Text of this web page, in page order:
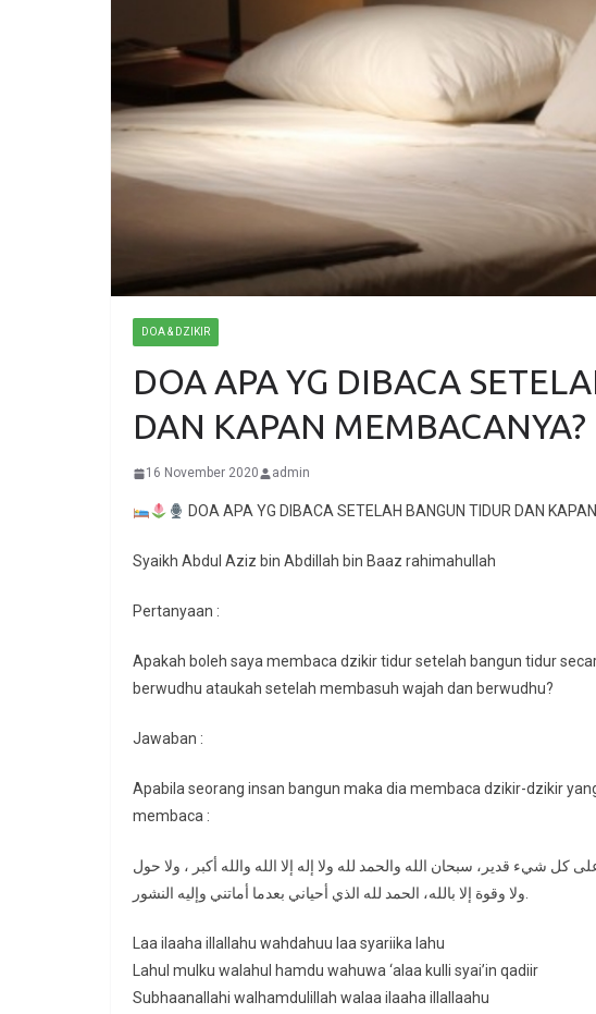
DOA & DZIKIR
DOA APA YG DIBACA
DAN KAPAN MEMBACANYA?
16 November 2020 admin
DOA APA YG DIBACA SETELAH BANGUN TIDUR DAN
Syaikh Abdul Aziz bin Abdillah bin Baaz rahimahullah
Pertanyaan :
Apakah boleh saya membaca dzikir tidur setelah bangun tidur
berwudhu ataukah setelah membasuh wajah dan berwudhu?
Jawaban :
Apabila seorang insan bangun maka dia membaca dzikir-dzikir
membaca :
كل شيء قدير، سبحان الله والحمد لله ولا إله إلا الله والله أكبر ، ولا حول
ولا وقوة إلا بالله، الحمد لله الذي أحياني بعدما أماتني وإليه النشور.
Laa ilaaha illallahu wahdahuu laa syariika lahu
Lahul mulku walahul hamdu wahuwa ‘alaa kulli syai’in qadiir
Subhaanallahi walhamdulillah walaa ilaaha illallaahu